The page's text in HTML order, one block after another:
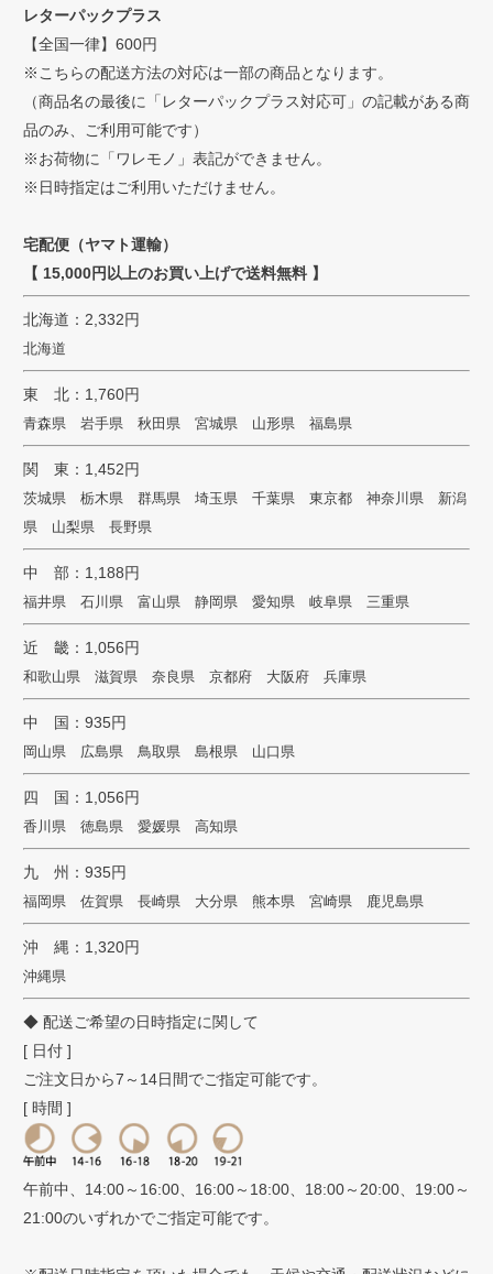
レターパックプラス
【全国一律】600円
※こちらの配送方法の対応は一部の商品となります。
（商品名の最後に「レターパックプラス対応可」の記載がある商
品のみ、ご利用可能です）
※お荷物に「ワレモノ」表記ができません。
※日時指定はご利用いただけません。
宅配便（ヤマト運輸）
【 15,000円以上のお買い上げで送料無料 】
北海道：2,332円
北海道
東 北：1,760円
青森県 岩手県 秋田県 宮城県 山形県 福島県
関 東：1,452円
茨城県 栃木県 群馬県 埼玉県 千葉県 東京都 神奈川県 新潟
県 山梨県 長野県
中 部：1,188円
福井県 石川県 富山県 静岡県 愛知県 岐阜県 三重県
近 畿：1,056円
和歌山県 滋賀県 奈良県 京都府 大阪府 兵庫県
中 国：935円
岡山県 広島県 鳥取県 島根県 山口県
四 国：1,056円
香川県 徳島県 愛媛県 高知県
九 州：935円
福岡県 佐賀県 長崎県 大分県 熊本県 宮崎県 鹿児島県
沖 縄：1,320円
沖縄県
◆ 配送ご希望の日時指定に関して
[ 日付 ]
ご注文日から7～14日間でご指定可能です。
[ 時間 ]
午前中、14:00～16:00、16:00～18:00、18:00～20:00、19:00～
21:00のいずれかでご指定可能です。